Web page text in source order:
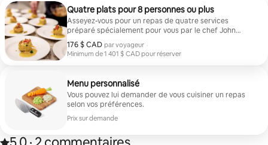
Quatre plats pour 8 personnes ou plus
Asseyez-vous pour un repas de quatre services
préparé spécialement pour vous par le chef John
Richard. Le chef prépare, sert et décrit chaque plat en
détail.
176 $ CAD par voyageur
176 $ CAD par voyageur
·
Minimum de 1 401 $ CAD pour réserver
Menu personnalisé
Vous pouvez lui demander de vous cuisiner un repas
selon vos préférences.
Prix sur demande
Note de 5,0 étoile(s) sur 5 d'après 2 commentaires
repas fait
John.